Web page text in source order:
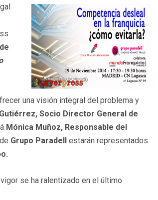
una visión integral del problema y
Socio Director General de
Mónica Muñoz, Responsable del
Grupo Paradell
estarán representados
se ha ralentizado en el último